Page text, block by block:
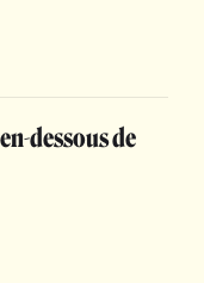
dessous de